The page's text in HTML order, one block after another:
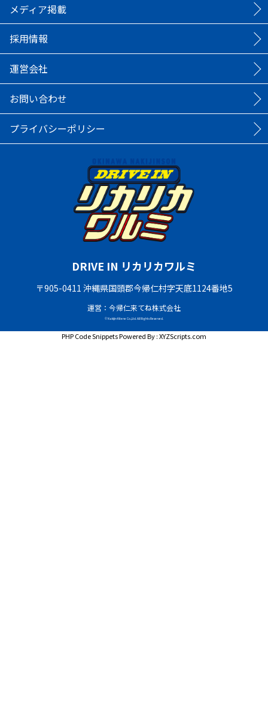
メディア掲載
採用情報
運営会社
お問い合わせ
プライバシーポリシー
DRIVE IN リカリカワルミ
〒905-0411 沖縄県国頭郡今帰仁村字天底1124番地5
運営：今帰仁来てね株式会社
© Nakijin Kitene Co.,Ltd. All Rights Reserved.
PHP Code SnippetsPowered By :XYZScripts.com